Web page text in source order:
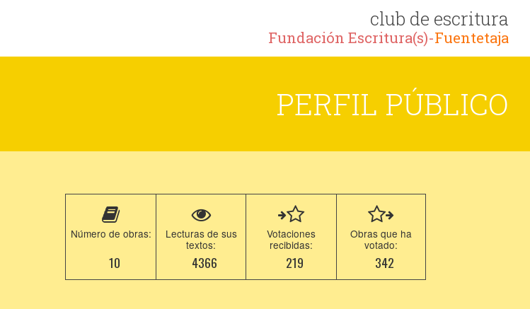
club de escritura
Fundación Escritura(s)-Fuentetaja
PERFIL PÚBLICO
Número de obras:
10
Lecturas de sus
textos:
4366
Votaciones
recibidas:
219
Obras que ha
votado:
342